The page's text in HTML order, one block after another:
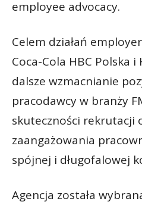
employee advocacy.
Celem działań
Coca-Cola HBC Polska
dalsze wzmacnianie
pracodawcy w branży
skuteczności rekrutacji
zaangażowania
spójnej i długofalowej
Agencja została